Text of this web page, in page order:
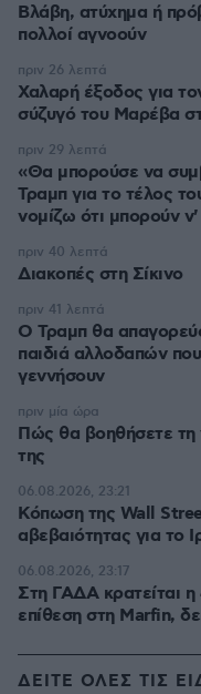
Βλάβη, ατύχημα ή
πολλοί αγνοούν
Χαλαρή έξοδος για
σύζυγό του Μαρέβα
πριν 26 λεπτά
«Θα μπορούσε να
Τραμπ για το τέλος
νομίζω ότι μπορούν
πριν 29 λεπτά
Διακοπές στη Σίκινο
πριν 40 λεπτά
Ο Τραμπ θα
παιδιά αλλοδαπών
γεννήσουν
πριν 41 λεπτά
Πώς θα βοηθήσετε τη
της
πριν μία ώρα
Κόπωση της Wall
αβεβαιότητας για το
06.08.2026, 23:21
Στη ΓΑΔΑ κρατείται η
επίθεση στη Marfin,
06.08.2026, 23:17
ΔΕΙΤΕ ΟΛΕΣ ΤΙΣ